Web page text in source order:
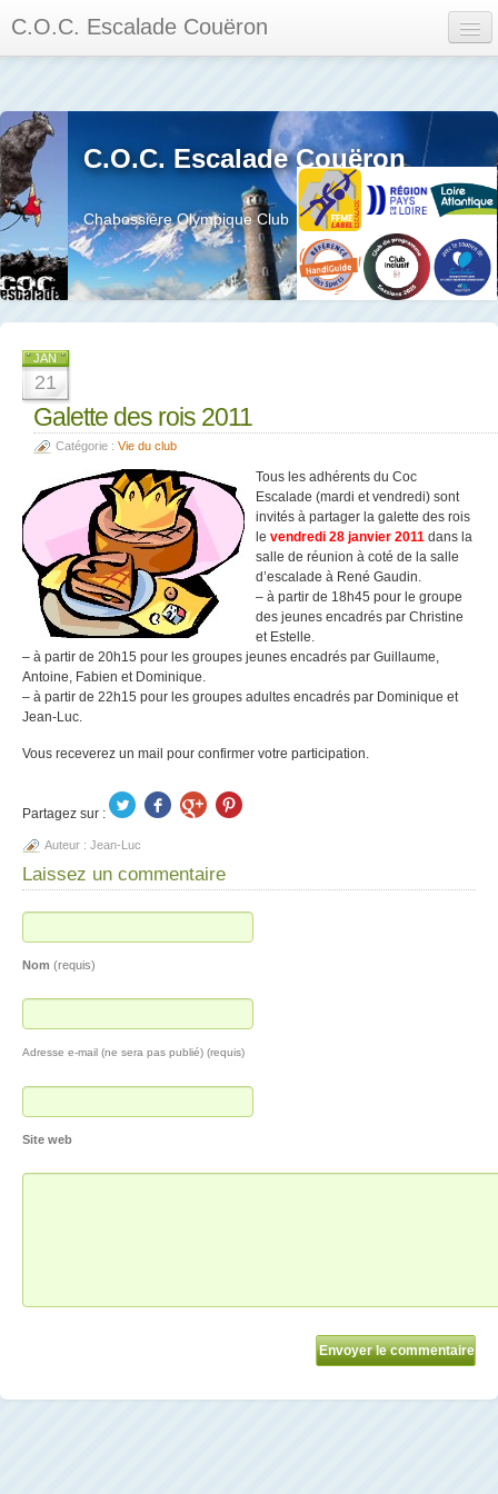
C.O.C. Escalade Couëron
Calendrier des événements et des compétitions
Les membres
Les séances
Privée
La salle et le mur
C.O.C. Escalade Couëron
Chabossière Olympique Club
JAN
21
Galette des rois 2011
Catégorie : Vie du club
Tous les adhérents du Coc
Escalade (mardi et vendredi) sont
invités à partager la galette des rois
le vendredi 28 janvier 2011 dans la
salle de réunion à coté de la salle
d’escalade à René Gaudin.
– à partir de 18h45 pour le groupe
des jeunes encadrés par Christine
et Estelle.
– à partir de 20h15 pour les groupes jeunes encadrés par Guillaume,
Antoine, Fabien et Dominique.
– à partir de 22h15 pour les groupes adultes encadrés par Dominique et
Jean-Luc.
Vous receverez un mail pour confirmer votre participation.
Partagez sur :
Auteur : Jean-Luc
Laissez un commentaire
Nom (requis)
Adresse e-mail (ne sera pas publié) (requis)
Site web